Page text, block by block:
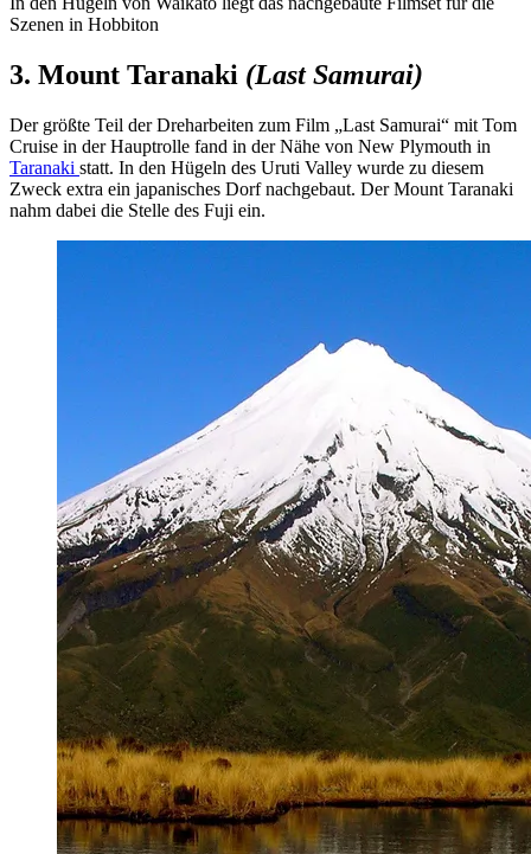
Szenen in Hobbiton
3. Mount Taranaki (Last Samurai)
Der größte Teil der Dreharbeiten zum Film „Last Samurai“ mit Tom
Cruise in der Hauptrolle fand in der Nähe von New Plymouth in
Taranaki statt. In den Hügeln des Uruti Valley wurde zu diesem
Zweck extra ein japanisches Dorf nachgebaut. Der Mount Taranaki
nahm dabei die Stelle des Fuji ein.